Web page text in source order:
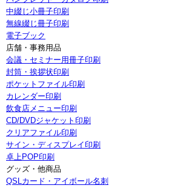
中綴じ小冊子印刷
無線綴じ冊子印刷
電子ブック
店舗・事務用品
会議・セミナー用冊子印刷
封筒・挨拶状印刷
ポケットファイル印刷
カレンダー印刷
飲食店メニュー印刷
CD/DVDジャケット印刷
クリアファイル印刷
サイン・ディスプレイ印刷
卓上POP印刷
グッズ・他商品
QSLカード・アイボール名刺